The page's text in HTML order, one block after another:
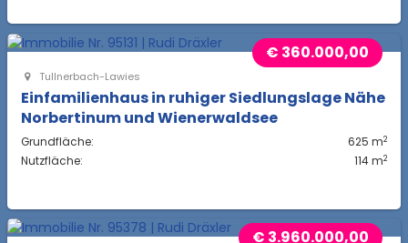
€ 360.000,00
Tullnerbach-Lawies
Einfamilienhaus in ruhiger Siedlungslage Nähe
Norbertinum und Wienerwaldsee
Grundfläche: 625 m2
Nutzfläche: 114 m2
€ 3.960.000,00